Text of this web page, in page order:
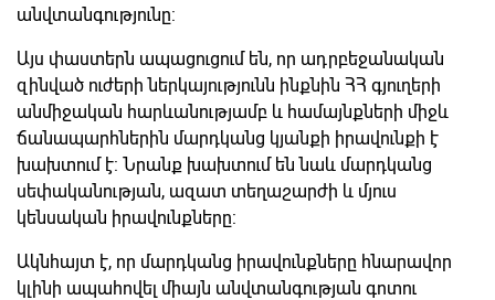
անվտանգությունը:
Այս փաստերն ապացուցում են, որ ադրբեջանական
զինված ուժերի ներկայությունն ինքնին ՀՀ գյուղերի
անմիջական հարևանությամբ և համայնքների միջև
ճանապարհներին մարդկանց կյանքի իրավունքի է
խախտում է: Նրանք խախտում են նաև մարդկանց
սեփականության, ազատ տեղաշարժի և մյուս
կենսական իրավունքները:
Ակնհայտ է, որ մարդկանց իրավունքները հնարավոր
կլինի ապահովել միայն անվտանգության գոտու